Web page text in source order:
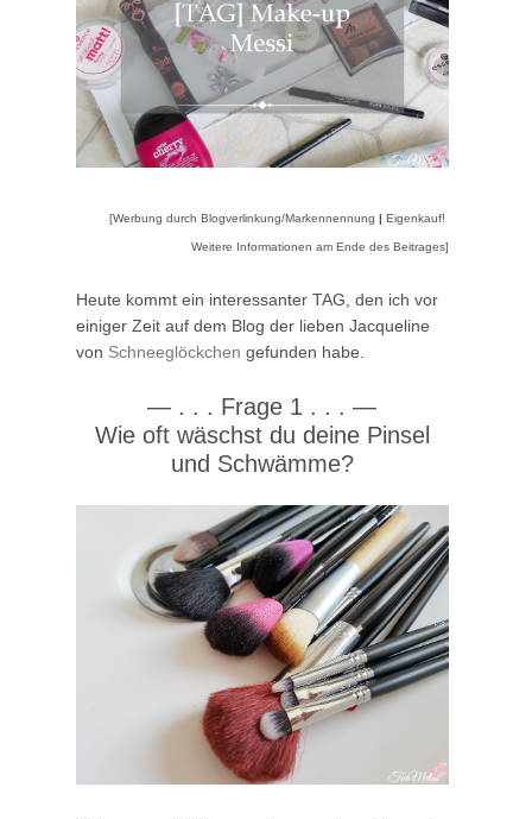
[Werbung durch Blogverlinkung/Markennennung | Eigenkauf!
Weitere Informationen am Ende des Beitrages]
Heute kommt ein interessanter TAG, den ich vor
einiger Zeit auf dem Blog der lieben Jacqueline
von Schneeglöckchen gefunden habe.
— . . . Frage 1 . . . —
Wie oft wäschst du deine Pinsel
und Schwämme?